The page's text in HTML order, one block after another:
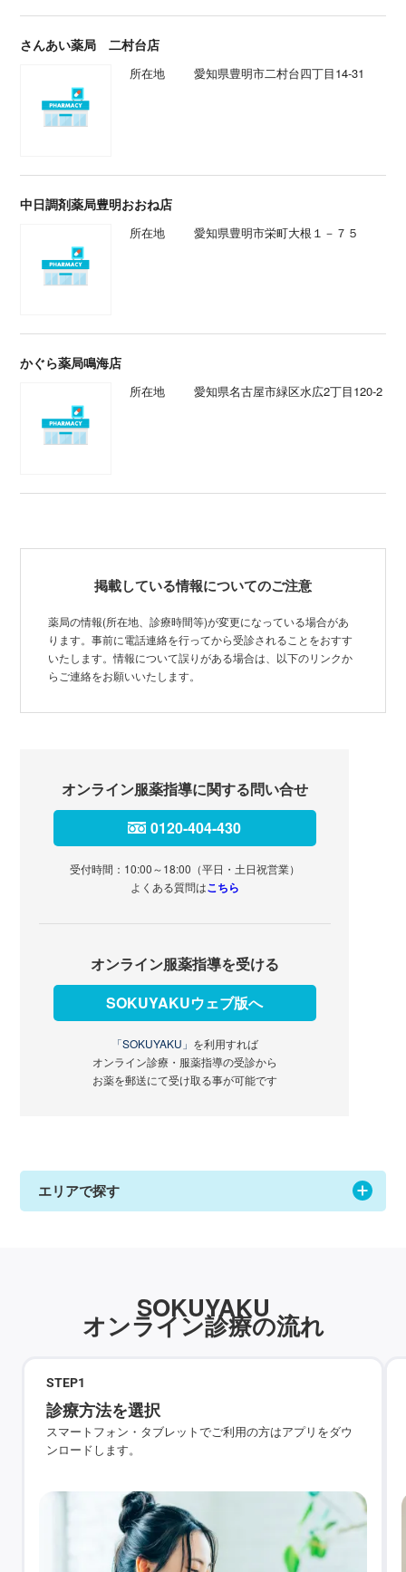
さんあい薬局 二村台店
所在地 愛知県豊明市二村台四丁目14-31
中日調剤薬局豊明おおね店
所在地 愛知県豊明市栄町大根１－７５
かぐら薬局鳴海店
所在地 愛知県名古屋市緑区水広2丁目120-2
掲載している情報についてのご注意
薬局の情報(所在地、診療時間等)が変更になっている場合があ
ります。事前に電話連絡を行ってから受診されることをおすす
いたします。情報について誤りがある場合は、以下のリンクか
らご連絡をお願いいたします。
オンライン服薬指導に関する問い合せ
0120-404-430
受付時間：10:00～18:00（平日・土日祝営業）
よくある質問はこちら
オンライン服薬指導を受ける
SOKUYAKUウェブ版へ
「SOKUYAKU」 を利用すれば
オンライン診療・服薬指導の受診から
お薬を郵送にて受け取る事が可能です
エリアで探す
SOKUYAKU
オンライン診療の流れ
STEP1
診療方法を選択
スマートフォン・タブレットでご利用の方はアプリをダウ
ンロードします。